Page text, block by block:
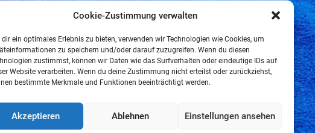
Cookie-Zustimmung verwalten
dir ein optimales Erlebnis zu bieten, verwenden wir Technologien wie Cookies, um
zu speichern und/oder darauf zuzugreifen. Wenn du diesen
zustimmst, können wir Daten wie das Surfverhalten oder eindeutige IDs auf
Website verarbeiten. Wenn du deine Zustimmung nicht erteilst oder zurückziehst,
bestimmte Merkmale und Funktionen beeinträchtigt werden.
Akzeptieren Ablehnen Einstellungen ansehen